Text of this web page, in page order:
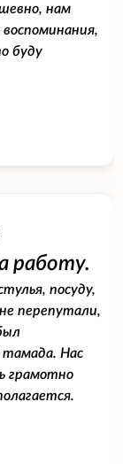
нам
буду
работу.
посуду,
перепутали,
Нас
грамотно